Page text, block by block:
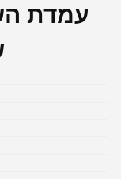
עמדת